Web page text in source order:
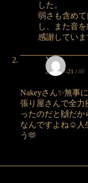
した。
弱さも含め
し、また音
感謝していま
Yuka
2025-07-21 / ////
Nakeyさん✨無事
張り屋さんで全力
ったのだと🙌だ
なんですよね☺️人
う🫶